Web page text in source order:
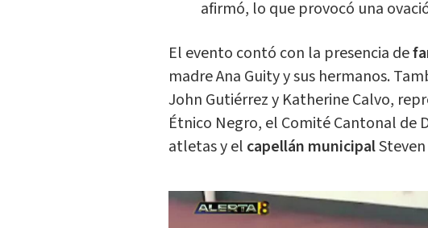
afirmó, lo que provocó una
El evento contó con la presencia de
madre Ana Guity y sus hermanos.
John Gutiérrez y Katherine Calvo,
Étnico Negro, el Comité Cantonal de
atletas y el capellán municipal